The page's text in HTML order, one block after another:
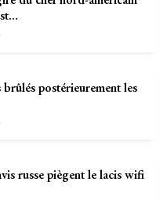
brûlés postérieurement les
russe piègent le lacis wifi